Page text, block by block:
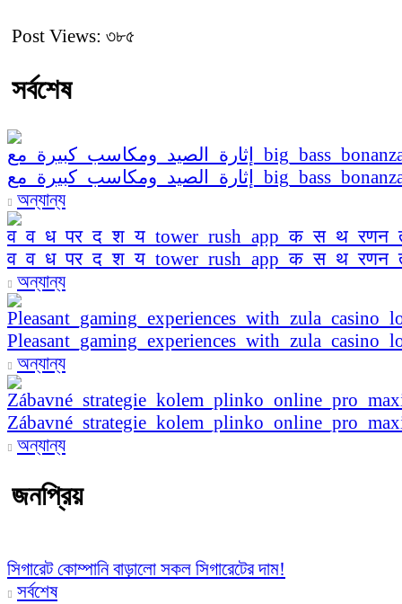
Post Views: ৩৮৫
সর্বশেষ
অন্যান্য
অন্যান্য
অন্যান্য
অন্যান্য
জনপ্রিয়
সিগারেট কোম্পানি বাড়ালো সকল সিগারেটের দাম!
সর্বশেষ